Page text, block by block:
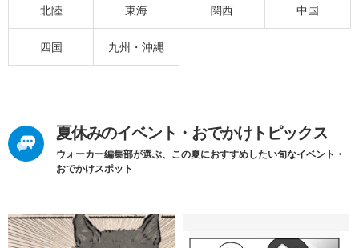
北陸 東海 関西 中国
四国 九州・沖縄
夏休みのイベント・おでかけトピックス
ウォーカー編集部が選ぶ、この夏におすすめしたい旬なイベント・
おでかけスポット